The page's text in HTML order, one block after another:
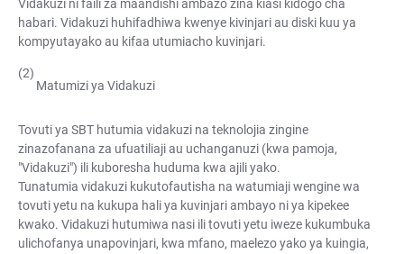
Vidakuzi ni faili za maandishi ambazo zina kiasi kidogo cha
habari. Vidakuzi huhifadhiwa kwenye kivinjari au diski kuu ya
kompyutayako au kifaa utumiacho kuvinjari.
Matumizi ya Vidakuzi
Tovuti ya SBT hutumia vidakuzi na teknolojia zingine
zinazofanana za ufuatiliaji au uchanganuzi (kwa pamoja,
"Vidakuzi") ili kuboresha huduma kwa ajili yako.
Tunatumia vidakuzi kukutofautisha na watumiaji wengine wa
tovuti yetu na kukupa hali ya kuvinjari ambayo ni ya kipekee
kwako. Vidakuzi hutumiwa nasi ili tovuti yetu iweze kukumbuka
ulichofanya unapovinjari, kwa mfano, maelezo yako ya kuingia,